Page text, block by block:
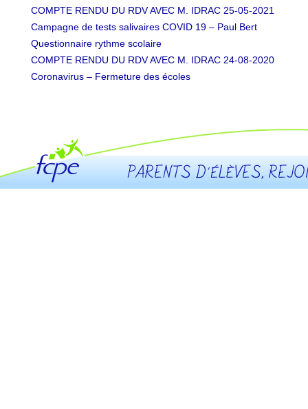
COMPTE RENDU DU RDV AVEC M. IDRAC 25-05-2021
Campagne de tests salivaires COVID 19 – Paul Bert
Questionnaire rythme scolaire
COMPTE RENDU DU RDV AVEC M. IDRAC 24-08-2020
Coronavirus – Fermeture des écoles